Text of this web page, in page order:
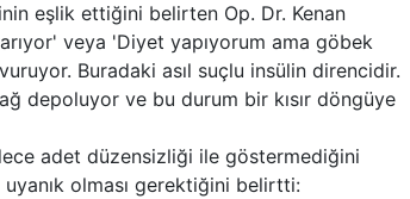
eşlik ettiğini belirten Op. Dr. Kenan
veya 'Diyet yapıyorum ama göbek
Buradaki asıl suçlu insülin direncidir.
depoluyor ve bu durum bir kısır döngüye
adet düzensizliği ile göstermediğini
olması gerektiğini belirtti: